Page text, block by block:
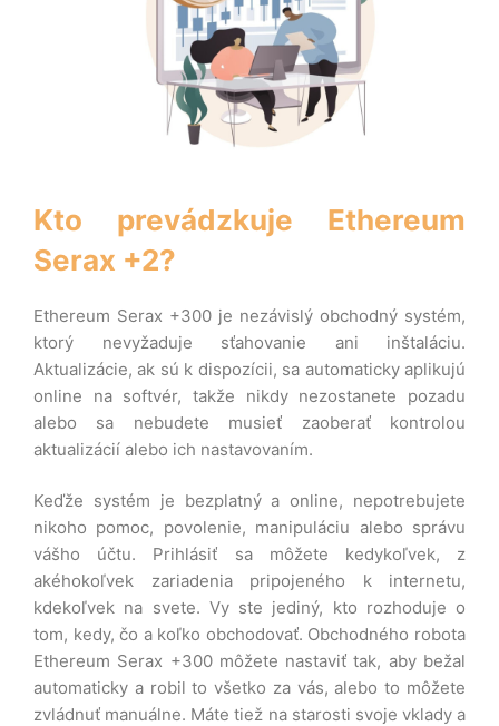
Kto prevádzkuje Ethereum
Serax +2?
Ethereum Serax +300 je nezávislý obchodný systém,
ktorý nevyžaduje sťahovanie ani inštaláciu.
Aktualizácie, ak sú k dispozícii, sa automaticky aplikujú
online na softvér, takže nikdy nezostanete pozadu
alebo sa nebudete musieť zaoberať kontrolou
aktualizácií alebo ich nastavovaním.
Keďže systém je bezplatný a online, nepotrebujete
nikoho pomoc, povolenie, manipuláciu alebo správu
vášho účtu. Prihlásiť sa môžete kedykoľvek, z
akéhokoľvek zariadenia pripojeného k internetu,
kdekoľvek na svete. Vy ste jediný, kto rozhoduje o
tom, kedy, čo a koľko obchodovať. Obchodného robota
Ethereum Serax +300 môžete nastaviť tak, aby bežal
automaticky a robil to všetko za vás, alebo to môžete
zvládnuť manuálne. Máte tiež na starosti svoje vklady a